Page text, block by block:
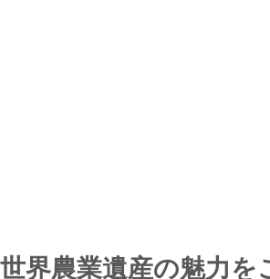
界農業遺産の魅力を